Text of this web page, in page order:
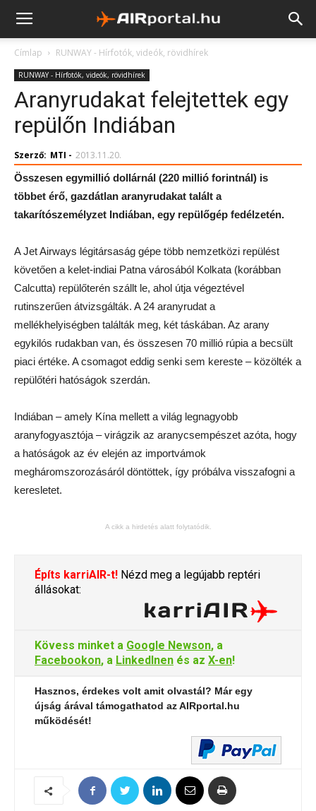
Címlap RUNWAY - Hírfotók, videók, rövidhírek
RUNWAY - Hírfotók, videók, rövidhírek
Aranyrudakat felejtettek egy
repülőn Indiában
Szerző: MTI - 2013.11.20.
Összesen egymillió dollárnál (220 millió forintnál) is
többet érő, gazdátlan aranyrudakat talált a
takarítószemélyzet Indiában, egy repülőgép fedélzetén.
A Jet Airways légitársaság gépe több nemzetközi repülést
követően a kelet-indiai Patna városából Kolkata (korábban
Calcutta) repülőterén szállt le, ahol útja végeztével
rutinszerűen átvizsgálták. A 24 aranyrudat a
mellékhelyiségben találták meg, két táskában. Az arany
egykilós rudakban van, és összesen 70 millió rúpia a becsült
piaci értéke. A csomagot eddig senki sem kereste – közölték a
repülőtéri hatóságok szerdán.
Indiában – amely Kína mellett a világ legnagyobb
aranyfogyasztója – virágzik az aranycsempészet azóta, hogy
a hatóságok az év elején az importvámok
megháromszorozásáról döntöttek, így próbálva visszafogni a
keresletet.
A cikk a hirdetés alatt folytatódik.
Építs karriAIR-t! Nézd meg a legújabb reptéri
állásokat:
Kövess minket a Google Newson, a
Facebookon, a LinkedInen és az X-en!
Hasznos, érdekes volt amit olvastál? Már egy
újság árával támogathatod az AIRportal.hu
működését!